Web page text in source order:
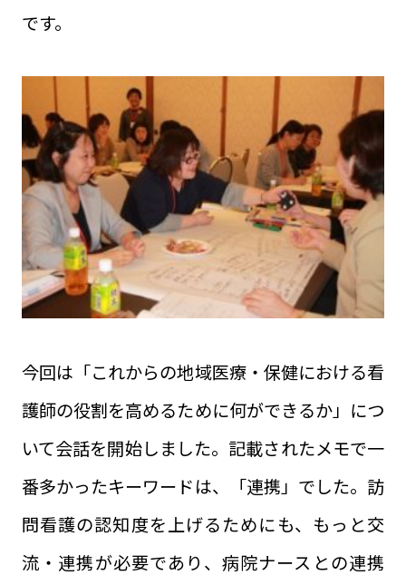
です。
今回は「これからの地域医療・保健における看
護師の役割を高めるために何ができるか」につ
いて会話を開始しました。記載されたメモで一
番多かったキーワードは、「連携」でした。訪
問看護の認知度を上げるためにも、もっと交
流・連携が必要であり、病院ナースとの連携